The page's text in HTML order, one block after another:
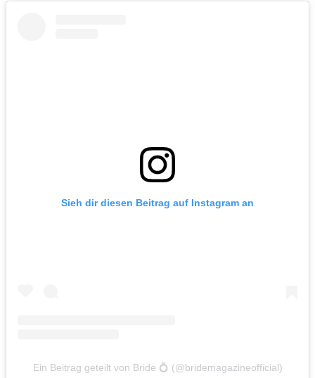
Sieh dir diesen Beitrag auf Instagram an
Ein Beitrag geteilt von Bride 💍 (@bridemagazineofficial)